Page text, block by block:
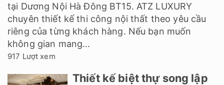
tại Dương Nội Hà Đông BT15. ATZ LUXURY
chuyên thiết kế thi công nội thất theo yêu cầu
riêng của từng khách hàng. Nếu bạn muốn
không gian mang...
917 Lượt xem
Thiết kế biệt thự song lập